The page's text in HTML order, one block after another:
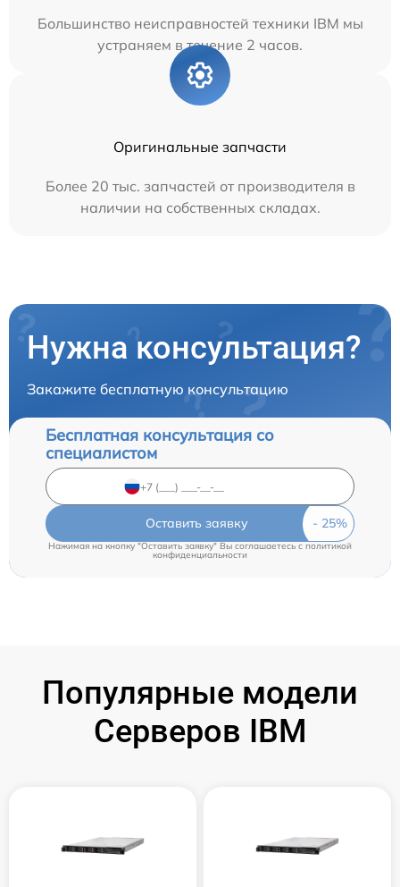
Большинство неисправностей техники IBM мы
устраняем в течение 2 часов.
Оригинальные запчасти
Более 20 тыс. запчастей от производителя в
наличии на собственных складах.
Нужна консультация?
Закажите бесплатную консультацию
Бесплатная консультация со
специалистом
Оставить заявку
Нажимая на кнопку "Оставить заявку" Вы соглашаетесь c политикой
конфиденциальности
Популярные модели
Серверов IBM